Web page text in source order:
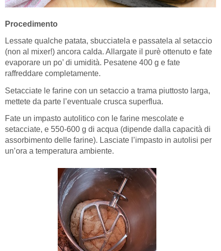
Procedimento
Lessate qualche patata, sbucciatela e passatela al setaccio
(non al mixer!) ancora calda. Allargate il purè ottenuto e fate
evaporare un po’ di umidità. Pesatene 400 g e fate
raffreddare completamente.
Setacciate le farine con un setaccio a trama piuttosto larga,
mettete da parte l’eventuale crusca superflua.
Fate un impasto autolitico con le farine mescolate e
setacciate, e 550-600 g di acqua (dipende dalla capacità di
assorbimento delle farine). Lasciate l’impasto in autolisi per
un’ora a temperatura ambiente.